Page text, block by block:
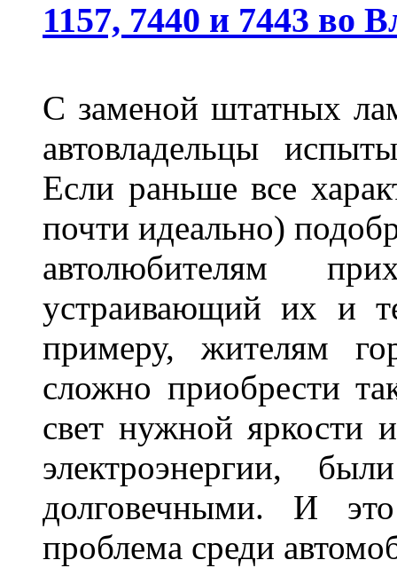
1157, 7440 и 7443 во
С заменой штатных
автовладельцы
Если раньше все
почти идеально)
автолюбителям
устраивающий их и
примеру, жителям
сложно приобрести
свет нужной яркости
электроэнергии,
долговечными. И
проблема среди